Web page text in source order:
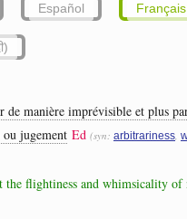
Español Français
de manière imprévisible et plus
jugement Ed (syn: arbitrariness,
the flightiness and whimsicality